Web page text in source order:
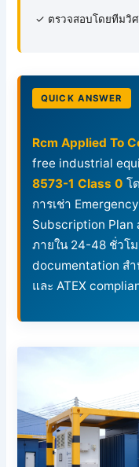
✓ ตรวจสอบโดยทีมวิศ
QUICK ANSWER
Rcm Applied To
free industrial
8573-1 Class 0 โ
การเช่า
Subscription Plan
ภายใน 24-48 ชั่วโ
documentation สำ
และ ATEX